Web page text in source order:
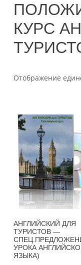
КУРС
Отображение
АНГЛИЙСКИЙ ДЛЯ
ТУРИСТОВ —
УРОКА
ЯЗЫКА)